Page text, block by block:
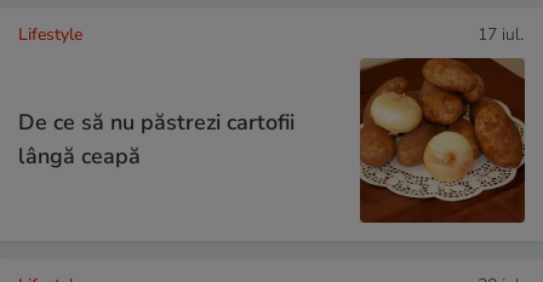
Lifestyle 17 iul.
De ce să nu păstrezi cartofii
lângă ceapă